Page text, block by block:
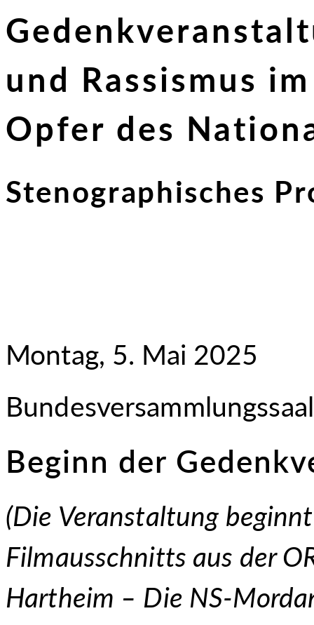
und Rassismus
Opfer des
Stenographisches
Montag, 5. Mai 2025
Beginn der
(Die Veranstaltung
Filmausschnitts aus der
Hartheim – Die NS-